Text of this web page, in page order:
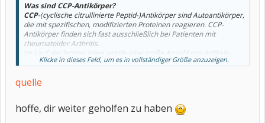
Was sindCCP-Antikörper?
CCP-(cyclische citrullinierte Peptid-)Antikörper sind Autoantikörper,
die mit spezifischen, modifizierten Proteinen reagieren. CCP-
Antikörper finden sich fast ausschließlich bei Patienten mit
rheumatoider Arthritis.
Im Lauf der letzten Jahre wurde eine große Anzahl von Artikeln
publiziert, welche eine große Bedeutung des Nachweises von
rheumatoiden Arthritis bestätigten. Dies führte zu der Entwicklung
negativer RAPatienten nachgewiesen. Von großer Relevanz für die
Klicke in dieses Feld, um es in vollständiger Größe anzuzeigen.
quelle
hoffe, dir weiter geholfen zu haben